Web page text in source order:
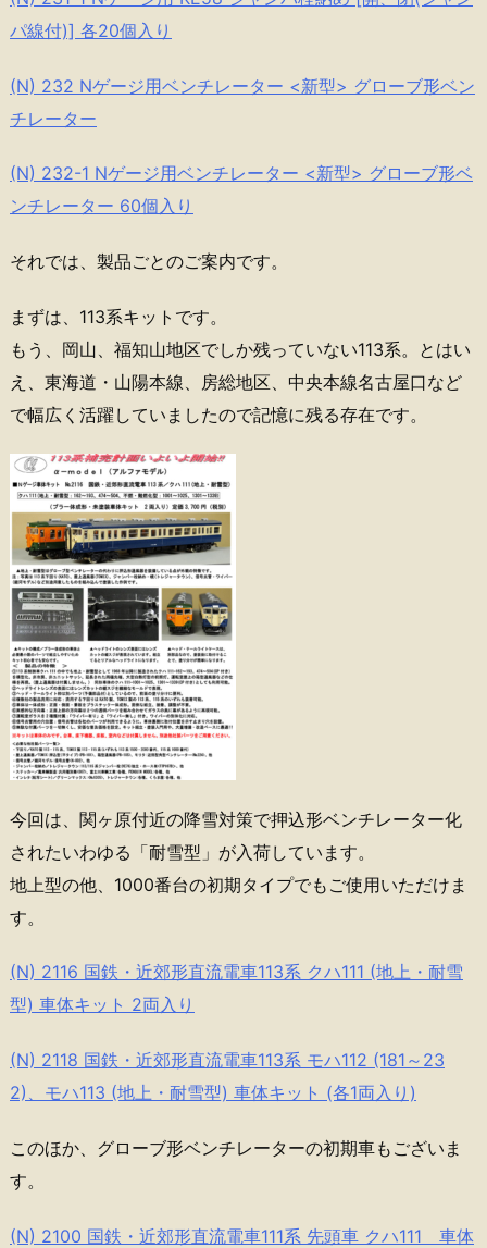
パ線付)] 各20個入り
(N) 232 Nゲージ用ベンチレーター <新型> グローブ形ベン
チレーター
(N) 232-1 Nゲージ用ベンチレーター <新型> グローブ形ベ
ンチレーター 60個入り
それでは、製品ごとのご案内です。
まずは、113系キットです。
もう、岡山、福知山地区でしか残っていない113系。とはい
え、東海道・山陽本線、房総地区、中央本線名古屋口など
で幅広く活躍していましたので記憶に残る存在です。
今回は、関ヶ原付近の降雪対策で押込形ベンチレーター化
されたいわゆる「耐雪型」が入荷しています。
地上型の他、1000番台の初期タイプでもご使用いただけま
す。
(N) 2116 国鉄・近郊形直流電車113系 クハ111 (地上・耐雪
型) 車体キット 2両入り
(N) 2118 国鉄・近郊形直流電車113系 モハ112 (181～23
2)、モハ113 (地上・耐雪型) 車体キット (各1両入り)
このほか、グローブ形ベンチレーターの初期車もございま
す。
(N) 2100 国鉄・近郊形直流電車111系 先頭車 クハ111 車体